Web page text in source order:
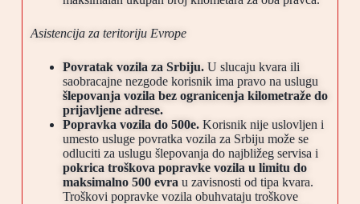
Asistencija za teritoriju Evrope
Povratak vozila za Srbiju.U slucaju kvara ili
saobracajne nezgode korisnik ima pravo na uslugu
šlepovanja vozila bez ogranicenja kilometraže do
prijavljene adrese.
Popravka vozila do 500e.Korisnik nije uslovljen i
umesto usluge povratka vozila za Srbiju može se
odluciti za uslugu šlepovanja do najbližeg servisa i
pokrica troškova popravke vozila u limitu do
maksimalno 500 evra u zavisnosti od tipa kvara.
Troškovi popravke vozila obuhvataju troškove